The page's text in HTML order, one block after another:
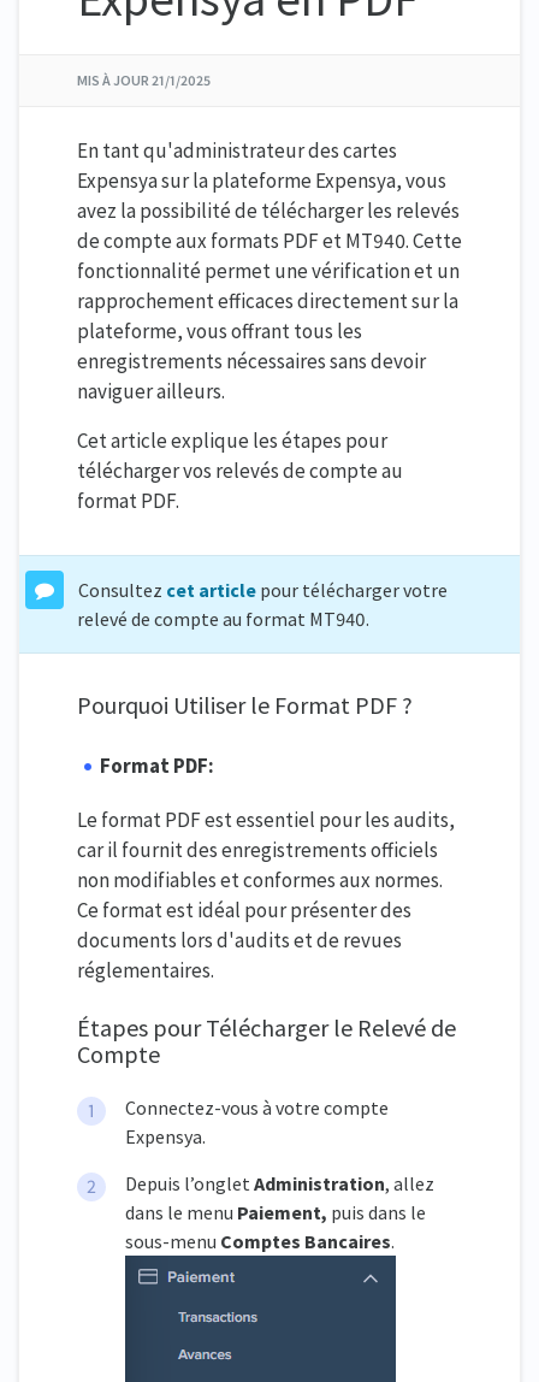
MIS À JOUR 21/1/2025
En tant qu'administrateur des cartes
Expensya sur la plateforme Expensya, vous
avez la possibilité de télécharger les relevés
de compte aux formats PDF et MT940. Cette
fonctionnalité permet une vérification et un
rapprochement efficaces directement sur la
plateforme, vous offrant tous les
enregistrements nécessaires sans devoir
naviguer ailleurs.
Cet article explique les étapes pour
télécharger vos relevés de compte au
format PDF.
Consultez cet article pour télécharger votre
relevé de compte au format MT940.
Pourquoi Utiliser le Format PDF ?
Format PDF:
Le format PDF est essentiel pour les audits,
car il fournit des enregistrements officiels
non modifiables et conformes aux normes.
Ce format est idéal pour présenter des
documents lors d'audits et de revues
réglementaires.
Étapes pour Télécharger le Relevé de
Compte
Connectez-vous à votre compte
Expensya.
Depuis l’onglet Administration, allez
dans le menu Paiement, puis dans le
sous-menu Comptes Bancaires.